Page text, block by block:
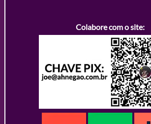
Colabore com o site: